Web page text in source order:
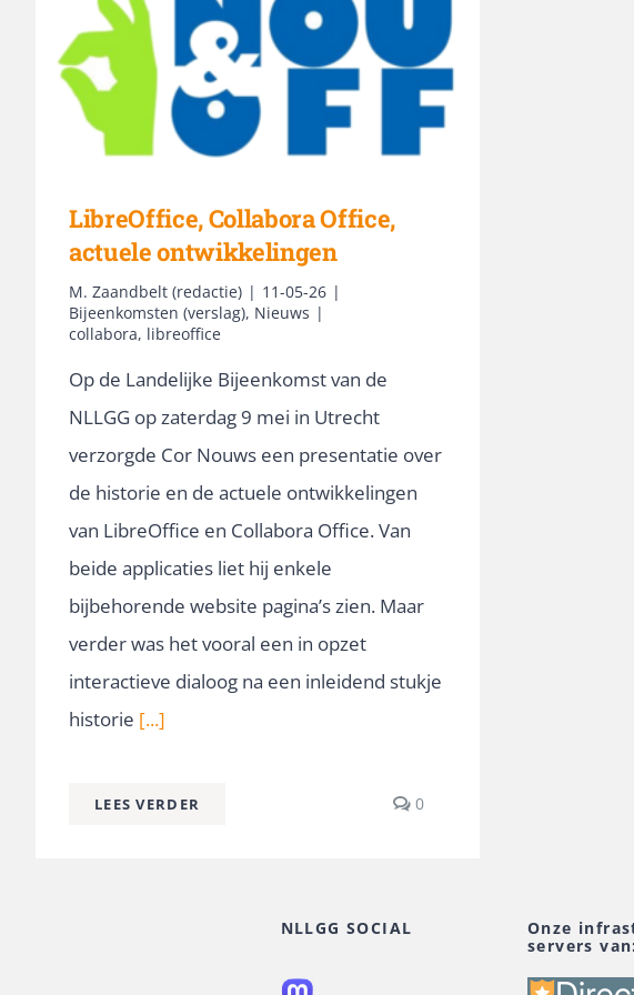
LibreOffice, Collabora Office,
actuele ontwikkelingen
M. Zaandbelt (redactie) | 11-05-26 |
Bijeenkomsten (verslag), Nieuws |
collabora, libreoffice
Op de Landelijke Bijeenkomst van de
NLLGG op zaterdag 9 mei in Utrecht
verzorgde Cor Nouws een presentatie over
de historie en de actuele ontwikkelingen
van LibreOffice en Collabora Office. Van
beide applicaties liet hij enkele
bijbehorende website pagina’s zien. Maar
verder was het vooral een in opzet
interactieve dialoog na een inleidend stukje
historie [...]
LEES VERDER 0comments
ontwikkelingen
NLLGG SOCIAL
Onze
servers van: